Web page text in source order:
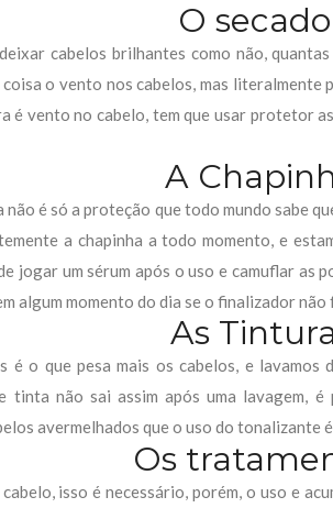
O
cabelos brilhantes como não,
o vento nos cabelos, mas
é vento no cabelo, tem que usar protetor
A
é só a proteção que todo mundo sabe
a chapinha a todo momento, e
jogar um sérum após o uso e camuflar as
algum momento do dia se o finalizador
As
o que pesa mais os cabelos, e lavamos
tinta não sai assim após uma lavagem,
avermelhados que o uso do tonalizante
Os
isso é necessário, porém, o uso e